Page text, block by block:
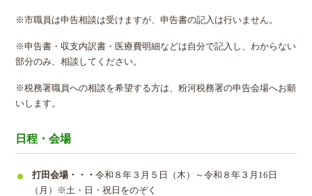
※市職員は申告相談は受けますが、申告書の記入は行いません。
※申告書・収支内訳書・医療費明細などは自分で記入し、わからない
部分のみ、相談してください。
※税務署職員への相談を希望する方は、粉河税務署の申告会場へお願
いします。
日程・会場
打田会場・・・令和８年３月５日（木）～令和８年３月16日
（月）※土・日・祝日をのぞく